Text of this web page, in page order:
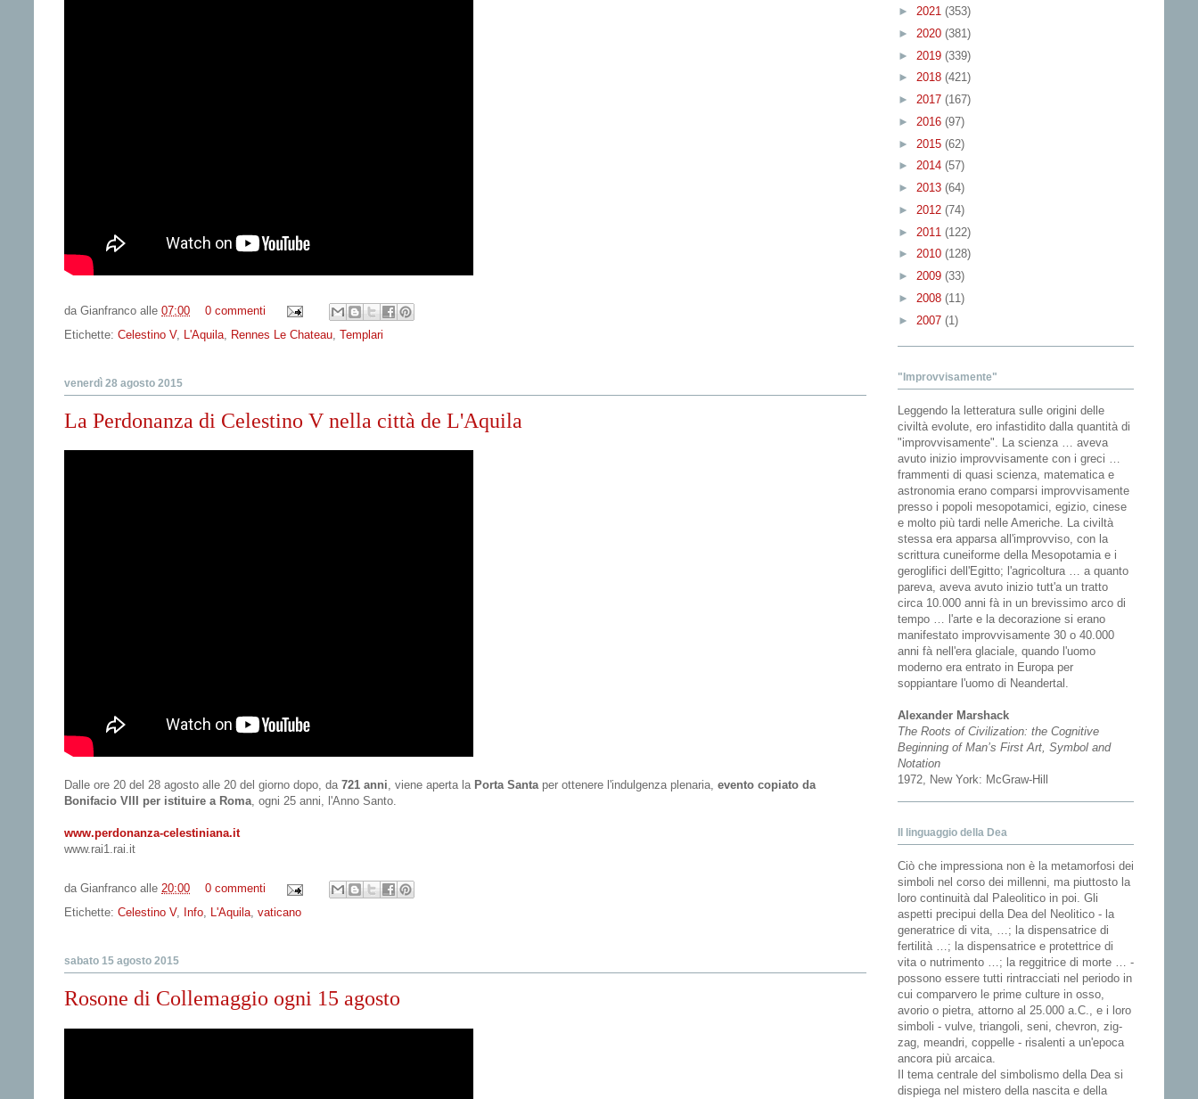
da Gianfranco alle 07:00
0 commenti
Etichette: Celestino V, L'Aquila Rennes Le Chateau Templari
venerdì 28 agosto 2015
La Perdonanza di Celestino V nella città de L'Aquila
Dalle ore 20 del 28 agosto alle 20 del giorno dopo, da 721 anni, viene aperta la Porta Santaper ottenere l'indulgenza plenaria, evento copiato da
Bonifacio VIII per istituire a Roma, ogni 25 anni, l'Anno Santo.
www.perdonanza-celestiniana.it
www.rai1.rai.it
da Gianfranco alle 20:00
0 commenti
Etichette: Celestino V, Info, L'Aquila, vaticano
sabato 15 agosto 2015
Rosone di Collemaggio ogni 15 agosto
► 2021 (353)
► 2020 (381)
► 2019 (339)
► 2018 (421)
► 2017 (167)
► 2016 (97)
► 2015 (62)
► 2014 (57)
► 2013 (64)
► 2012 (74)
► 2011 (122)
► 2010 (128)
► 2009 (33)
► 2008 (11)
► 2007 (1)
"Improvvisamente"
Leggendo la letteratura sulle origini delle
civiltà evolute, ero infastidito dalla quantità di
"improvvisamente". La scienza … aveva
avuto inizio improvvisamente con i greci …
frammenti di quasi scienza, matematica e
astronomia erano comparsi improvvisamente
presso i popoli mesopotamici, egizio, cinese
e molto più tardi nelle Americhe. La civiltà
stessa era apparsa all'improvviso, con la
scrittura cuneiforme della Mesopotamia e i
geroglifici dell'Egitto; l'agricoltura … a quanto
pareva, aveva avuto inizio tutt'a un tratto
circa 10.000 anni fà in un brevissimo arco di
tempo … l'arte e la decorazione si erano
manifestato improvvisamente 30 o 40.000
anni fà nell'era glaciale, quando l'uomo
moderno era entrato in Europa per
soppiantare l'uomo di Neandertal.
Alexander Marshack
The Roots of Civilization: the Cognitive
Beginning of Man’s First Art, Symbol and
Notation
1972, New York: McGraw-Hill
Il linguaggio della Dea
Ciò che impressiona non è la metamorfosi dei
simboli nel corso dei millenni, ma piuttosto la
loro continuità dal Paleolitico in poi. Gli
aspetti precipui della Dea del Neolitico - la
generatrice di vita, …; la dispensatrice di
fertilità …; la dispensatrice e protettrice di
vita o nutrimento …; la reggitrice di morte … -
possono essere tutti rintracciati nel periodo in
cui comparvero le prime culture in osso,
avorio o pietra, attorno al 25.000 a.C., e i loro
simboli - vulve, triangoli, seni, chevron, zig-
zag, meandri, coppelle - risalenti a un'epoca
ancora più arcaica.
Il tema centrale del simbolismo della Dea si
dispiega nel mistero della nascita e della